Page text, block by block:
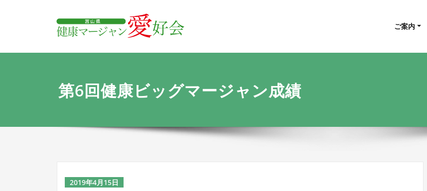
キ
富山県 健康マージャン愛好会
ご案内
第6回健康ビッグマージャン成績
2019年4月15日